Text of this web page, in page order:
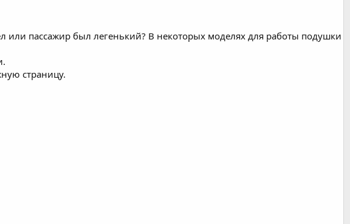
или пассажир был легенький? В некоторых моделях для работы подушки
страницу.